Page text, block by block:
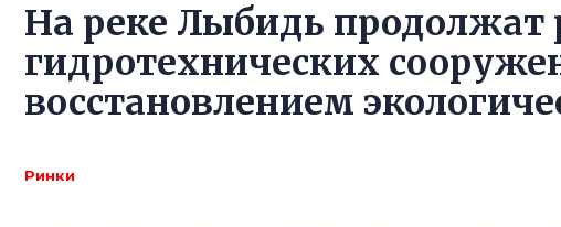
На реке Лыбидь продолжат
гидротехнических
восстановлением
Ринки